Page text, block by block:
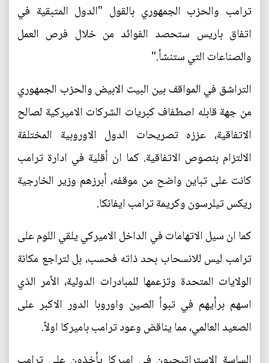
ترامب والحزب الجمهوري بالقول "الدول المتبقية في
اتفاق باريس ستحصد الفوائد من خلال فرص العمل
والصناعات التي ستنشأ."
التراشق في المواقف بين البيت الابيض والحزب الجمهوري
من جهة قابله اصطفاف كبريات الشركات الاميركية لصالح
الاتفاقية، عززه تصريحات الدول الاوروبية المختلفة
الالتزام بنصوص الاتفاقية. كما ان أقلية في ادارة ترامب
كانت على تباين واضح من موقفه، أبرزهم وزير الخارجية
ريكس تيلرسون وكريمة ترامب ايفانكا.
كما ان سيل الاتهامات في الداخل الاميركي يلقي اللوم على
ترامب ليس للانسحاب بحد ذاته فحسب، بل لتراجع مكانة
الولايات المتحدة وتزعمها للمبادرات الدولية، الأمر الذي
اسهم برأيهم في تبوأ الصين واوروبا الدور الاكبر على
الصعيد العالمي، مما يناقض وعود ترامب باميركا اولاً.